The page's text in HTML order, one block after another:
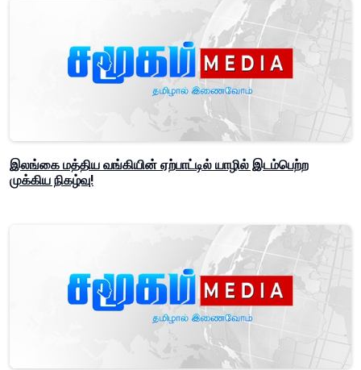
இலங்கை மத்திய வங்கியின் ஏற்பாட்டில் யாழில் இடம்பெற்ற
முக்கிய நிகழ்வு!